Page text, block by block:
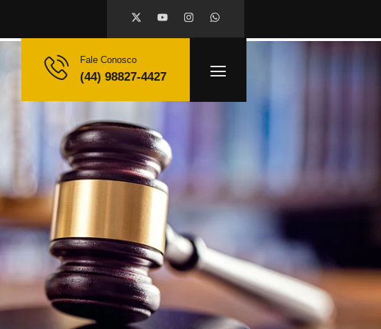
Fale Conosco
(44) 98827-4427